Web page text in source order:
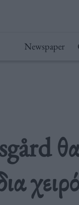
Newspaper
θα